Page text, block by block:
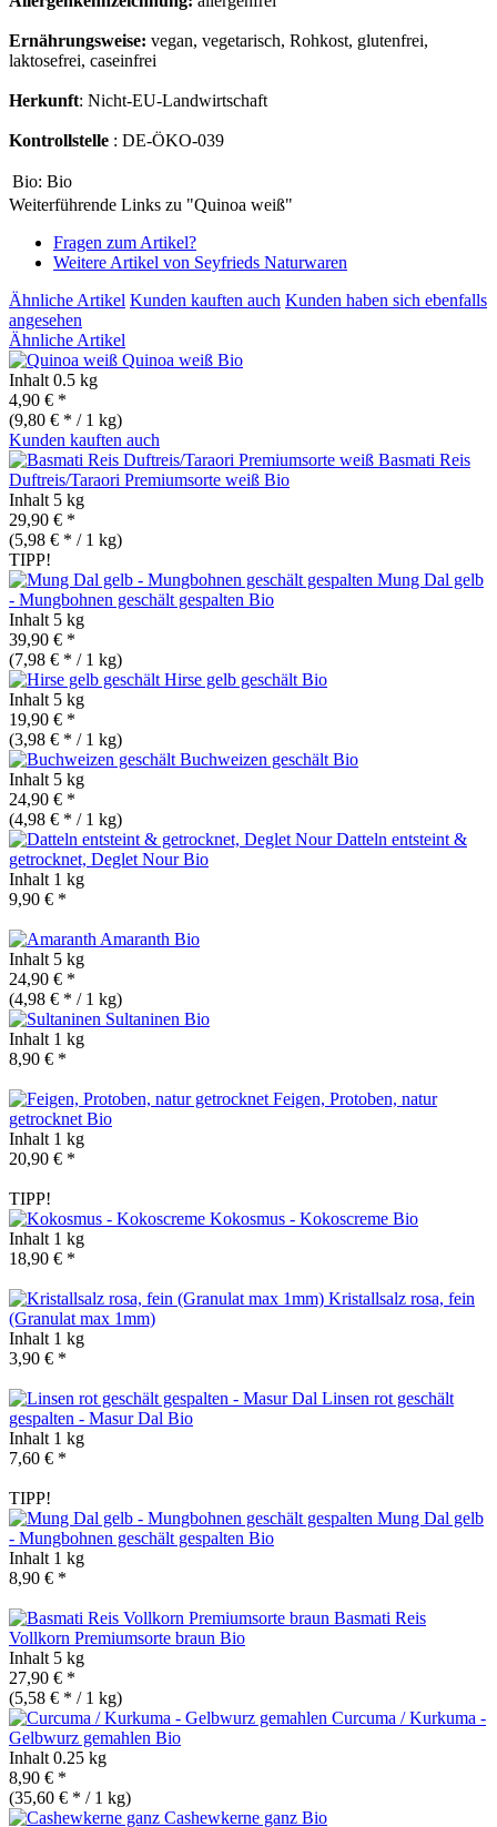
Ernährungsweise: vegan, vegetarisch, Rohkost, glutenfrei,
laktosefrei, caseinfrei
Herkunft: Nicht-EU-Landwirtschaft
Kontrollstelle : DE-ÖKO-039
Bio: Bio
Weiterführende Links zu "Quinoa weiß"
Fragen zum Artikel?
Weitere Artikel von Seyfrieds Naturwaren
Ähnliche Artikel Kunden kauften auch Kunden haben sich ebenfalls
angesehen
Ähnliche Artikel
Quinoa weiß Bio
Inhalt 0.5 kg
4,90 € *
(9,80 € * / 1 kg)
Kunden kauften auch
Basmati Reis
Duftreis/Taraori Premiumsorte weiß Bio
Inhalt 5 kg
29,90 € *
(5,98 € * / 1 kg)
TIPP!
Mung Dal gelb
- Mungbohnen geschält gespalten Bio
Inhalt 5 kg
39,90 € *
(7,98 € * / 1 kg)
Hirse gelb geschält Bio
Inhalt 5 kg
19,90 € *
(3,98 € * / 1 kg)
Buchweizen geschält Bio
Inhalt 5 kg
24,90 € *
(4,98 € * / 1 kg)
Datteln entsteint &
getrocknet, Deglet NourBio
Inhalt 1 kg
9,90 € *
Amaranth Bio
Inhalt 5 kg
24,90 € *
(4,98 € * / 1 kg)
Sultaninen Bio
Inhalt 1 kg
8,90 € *
Feigen, Protoben, natur
getrocknet Bio
Inhalt 1 kg
20,90 € *
TIPP!
Kokosmus - Kokoscreme Bio
Inhalt 1 kg
18,90 € *
Kristallsalz rosa, fein
(Granulat max 1mm)
Inhalt 1 kg
3,90 € *
Linsen rot geschält
gespalten - Masur Dal Bio
Inhalt 1 kg
7,60 € *
TIPP!
Mung Dal gelb
- Mungbohnen geschält gespalten Bio
Inhalt 1 kg
8,90 € *
Basmati Reis
Vollkorn Premiumsorte braun Bio
Inhalt 5 kg
27,90 € *
(5,58 € * / 1 kg)
Curcuma / Kurkuma -
Gelbwurz gemahlen Bio
Inhalt 0.25 kg
8,90 € *
(35,60 € * / 1 kg)
Cashewkerne ganz Bio